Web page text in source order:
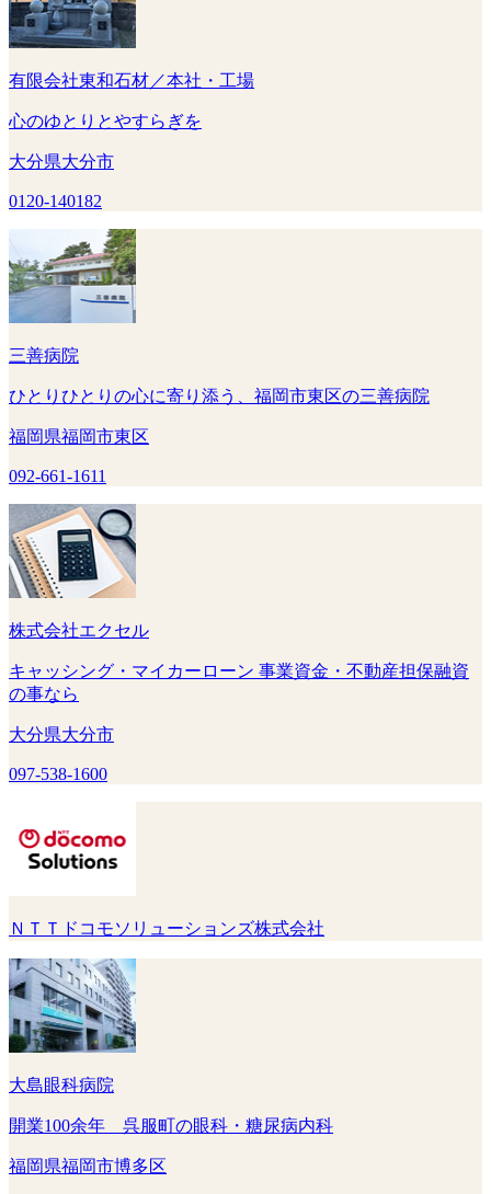
有限会社東和石材／本社・工場
心のゆとりとやすらぎを
大分県大分市
0120-140182
三善病院
ひとりひとりの心に寄り添う、福岡市東区の三善病院
福岡県福岡市東区
092-661-1611
株式会社エクセル
キャッシング・マイカーローン 事業資金・不動産担保融資
の事なら
大分県大分市
097-538-1600
ＮＴＴドコモソリューションズ株式会社
大島眼科病院
開業100余年 呉服町の眼科・糖尿病内科
福岡県福岡市博多区